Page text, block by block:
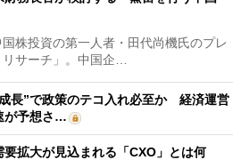
株投資の第一人者・田代尚機氏のプレ
サーチ」。中国企…
長”で政策のテコ入れ必至か 経済運営
が予想さ…
要拡大が見込まれる「CXO」とは何